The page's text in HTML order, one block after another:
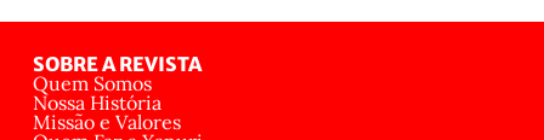
SOBRE A REVISTA
Quem Somos
Nossa História
Missão e Valores